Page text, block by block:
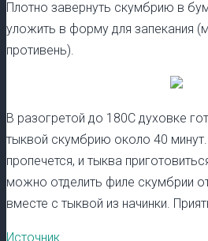
Плотно завернуть скумбрию в
уложить в форму для запекания
противень).
В разогретой до 180С духовке
тыквой скумбрию около 40
пропечется, и тыква
можно отделить филе скумбрии
вместе с тыквой из начинки.
Источник